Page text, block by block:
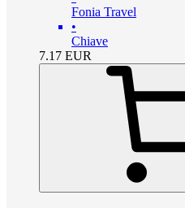
Fonia Travel
•
Chiave
7.17 EUR